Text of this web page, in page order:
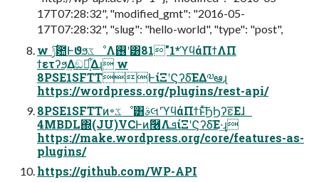
17T07:28:32", "modified_gmt": "2016-05-
17T07:28:32", "slug": "hello-world", "type": "post",
w ݱ࣌఺ͰϑϧػೳΛ࢖͏ʹ͸81"1*ϓϥάΠϯΛΠ
ϯετʔϧ͢Δඞཁ͕͋Δɻ w
8PSE1SFTTͰίΞʹϚʔδ͞ΕΔ༧ఆɻ
https://wordpress.org/plugins/rest-api/
8PSE1SFTTͷ৽ػೳ͸ࣄલʹϓϥάΠϯͱͯ͠ϦϦʔε͞Εɺ
4MBDL΍(JU)VCͰͷٞ࿦ΛܦͯίΞʹϚʔδ͞Ε·͢ɻ
https://make.wordpress.org/core/features-as-
plugins/
https://github.com/WP-API